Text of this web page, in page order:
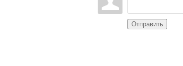
Отправить